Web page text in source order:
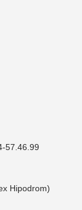
57.46.99
Hipodrom)